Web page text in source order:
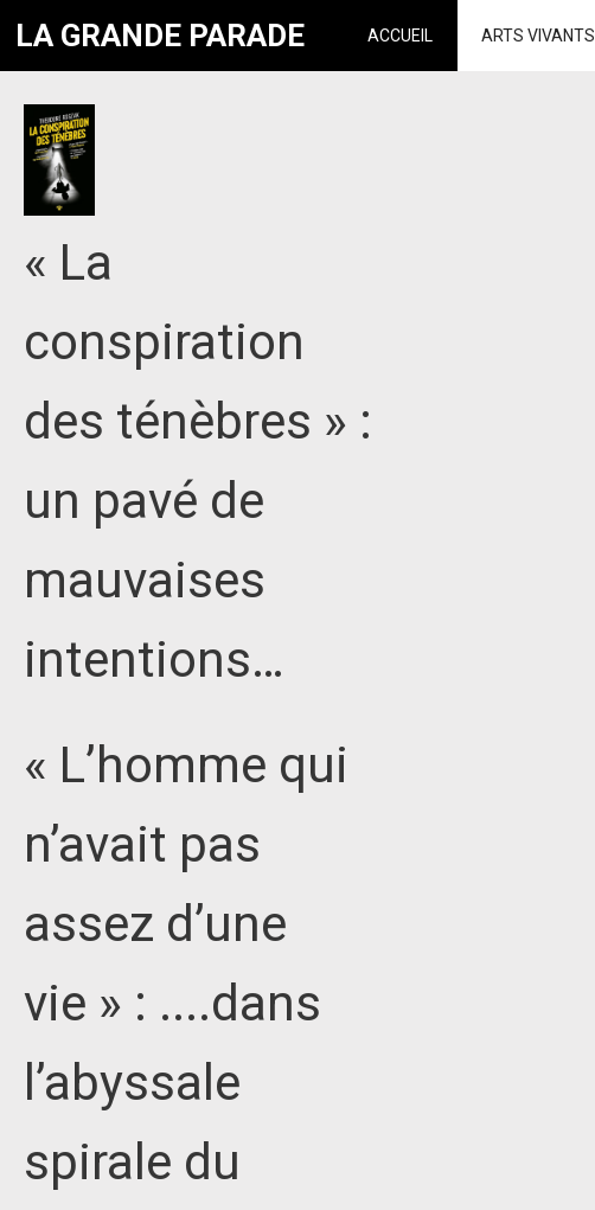
LA GRANDE PARADE ACCUEIL ARTS VIVANTS
« La
conspiration
des ténèbres » :
un pavé de
mauvaises
intentions…
« L’homme qui
n’avait pas
assez d’une
vie » : ....dans
l’abyssale
spirale du